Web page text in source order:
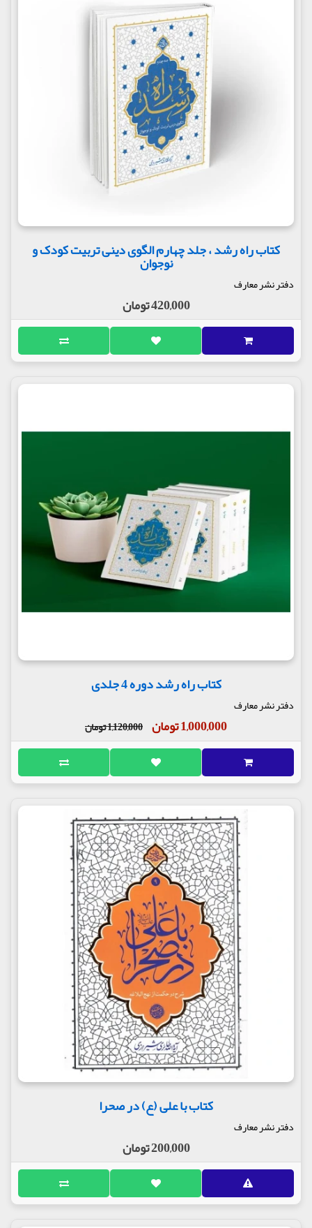
کتاب راه رشد ، جلد چهارم الگوی دینی تربیت کودک و
نوجوان
دفتر نشر معارف
420,000 تومان
کتاب راه رشد دوره 4 جلدی
دفتر نشر معارف
1,000,000 تومان 1,120,000 تومان
کتاب با علی (ع) در صحرا
دفتر نشر معارف
200,000 تومان